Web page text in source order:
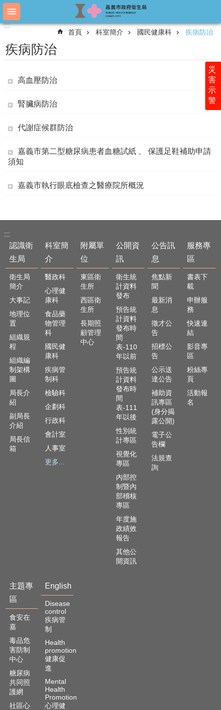
跳到主要內容區塊
進
搜
尋
識
局
科
室
介
單
位
公
開
資
訊
公
告
訊
息
服
務
專
區
主
題
專
English
信
箱
粉
絲
專
頁
資
訊
安
全
政
:::
災
害
示
警
:::
首頁 科室簡介 國民健康科 疾病防治
疾病防治
高血壓防治
腎臟病防治
代謝症候群防治
嘉義市第二型糖尿病患者血糖試紙 、 保護足鞋補助申請
須知
嘉義市執行眼底檢查之醫療院所概況
:::
認識衛
生局
衛生局
簡介
大事記
地理位
置
組織規
程
組織編
制架構
圖
局長介
紹
副局長
介紹
局長信
箱
科室簡
介
醫政科
心理健
康科
食品藥
物管理
科
國民健
康科
疾病管
制科
檢驗科
企劃科
行政科
會計室
人事室
更多...
附屬單
位
東區衛
生所
西區衛
生所
長期照
顧管理
中心
公開資
訊
衛生統
計資料
發布
預告統
計資料
發布時
間
表-110
年以前
預告統
計資料
發布時
間
表-111
年以後
性別統
計專區
視覺化
專區
內部控
制暨內
部稽核
專區
年度施
政績效
報告
其他公
開資訊
公告訊
息
焦點新
聞
最新消
息
徵才公
告
招標公
告
公示送
達公告
補助資
訊專區
(身分揭
露公開)
電子公
告欄
法規查
詢
服務專
區
書表下
載
申辦服
務
快速連
結
影音專
區
粉絲專
頁
活動報
名
主題專
區
食安在
嘉
毒品危
害防制
中心
糖尿病
共同照
護網
社區心
English
Disease
control
疾病管
制
Health
promotion
健康促
進
Mental
Health
Promotion
心理健